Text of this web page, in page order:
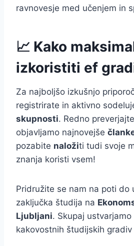
ravnovesje med učenjem in
📈 Kako
izkoristiti ef
Za najboljšo izkušnjo
registrirate in aktivno
skupnosti. Redno preverjajte
objavljamo najnovejše
pozabite naložiti tudi svoje
znanja koristi vsem!
Pridružite se nam na poti do
zaključka študija na
Ljubljani. Skupaj
kakovostnih študijskih gradiv